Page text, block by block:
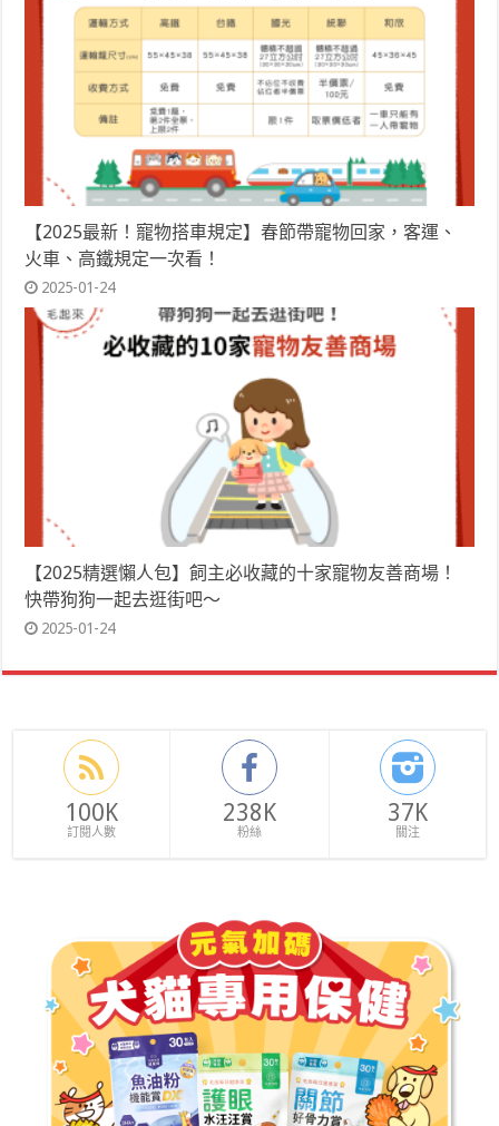
【2025最新！寵物搭車規定】春節帶寵物回家，客運、
火車、高鐵規定一次看！
2025-01-24
【2025精選懶人包】飼主必收藏的十家寵物友善商場！
快帶狗狗一起去逛街吧～
2025-01-24
100K
訂閱人數
238K
粉絲
37K
關注